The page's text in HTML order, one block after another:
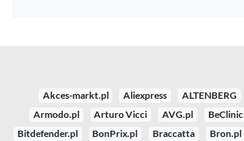
Akces-markt.pl Aliexpress ALTENBERG
Armodo.pl
Arturo Vicci AVG.pl BeClinic
Bitdefender.pl
BonPrix.pl Braccatta Bron.pl